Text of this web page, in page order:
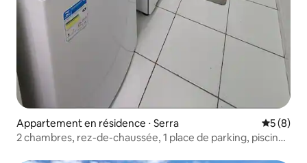
Appartement en résidence ⋅ Serra
5 (8)
2 chambres, rez-de-chaussée, 1 place de parking, piscine,